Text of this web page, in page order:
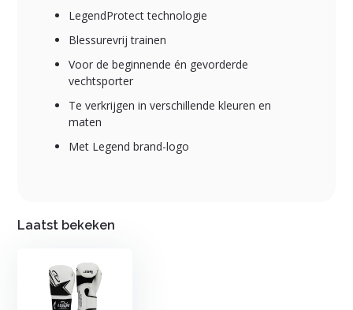
LegendProtect technologie
Blessurevrij trainen
Voor de beginnende én gevorderde
vechtsporter
Te verkrijgen in verschillende kleuren en
maten
Met Legend brand-logo
Laatst bekeken